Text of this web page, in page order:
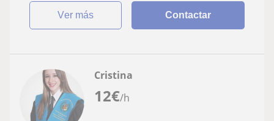
ver más Contactar
12€/h
Cristina